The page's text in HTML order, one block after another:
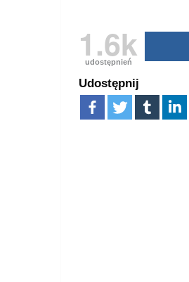
1.6k
udostępnień
Udostępnij